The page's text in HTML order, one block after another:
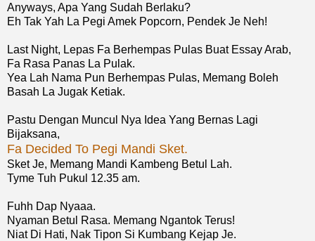
Anyways, Apa Yang Sudah Berlaku?
Eh Tak Yah La Pegi Amek Popcorn, Pendek Je Neh!
Last Night, Lepas Fa Berhempas Pulas Buat Essay Arab,
Fa Rasa Panas La Pulak.
Yea Lah Nama Pun Berhempas Pulas, Memang Boleh
Basah La Jugak Ketiak.
Pastu Dengan Muncul Nya Idea Yang Bernas Lagi
Bijaksana,
Fa Decided To Pegi Mandi Sket.
Sket Je, Memang Mandi Kambeng Betul Lah.
Tyme Tuh Pukul 12.35 am.
Fuhh Dap Nyaaa.
Nyaman Betul Rasa. Memang Ngantok Terus!
Niat Di Hati, Nak Tipon Si Kumbang Kejap Je.